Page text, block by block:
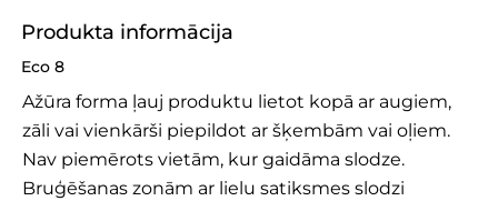
Produkta informācija
Eco 8
Ažūra forma ļauj produktu lietot kopā ar augiem,
zāli vai vienkārši piepildot ar šķembām vai oļiem.
Nav piemērots vietām, kur gaidāma slodze.
Bruģēšanas zonām ar lielu satiksmes slodzi